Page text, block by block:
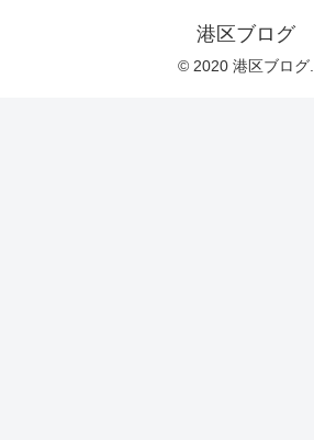
港区ブログ
© 2020 港区ブログ.